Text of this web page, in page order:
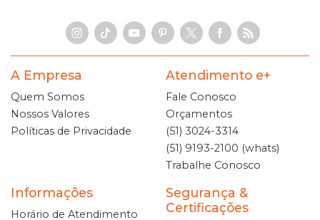
A Empresa
Quem Somos
Nossos Valores
Políticas de Privacidade
Atendimento e+
Fale Conosco
Orçamentos
(51) 3024-3314
(51) 9193-2100 (whats)
Trabalhe Conosco
Informações
Horário de Atendimento
Segurança &
Certificações